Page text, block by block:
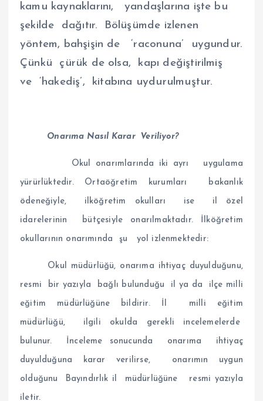
kamu kaynaklarını, yandaşlarına işte bu
şekilde dağıtır. Bölüşümde izlenen
yöntem, bahşişin de ‘raconuna’ uygundur.
Çünkü çürük de olsa, kapı değiştirilmiş
ve ‘hakediş’, kitabına uydurulmuştur.
Onarıma Nasıl Karar Veriliyor?
Okul onarımlarında iki ayrı uygulama
yürürlüktedir. Ortaöğretim kurumları bakanlık
ödeneğiyle, ilköğretim okulları ise il özel
idarelerinin bütçesiyle onarılmaktadır. İlköğretim
okullarının onarımında şu yol izlenmektedir:
Okul müdürlüğü, onarıma ihtiyaç duyulduğunu,
resmi bir yazıyla bağlı bulunduğu il ya da ilçe milli
eğitim müdürlüğüne bildirir. İl milli eğitim
müdürlüğü, ilgili okulda gerekli incelemelerde
bulunur. İnceleme sonucunda onarıma ihtiyaç
duyulduğuna karar verilirse, onarımın uygun
olduğunu Bayındırlık il müdürlüğüne resmi yazıyla
iletir.